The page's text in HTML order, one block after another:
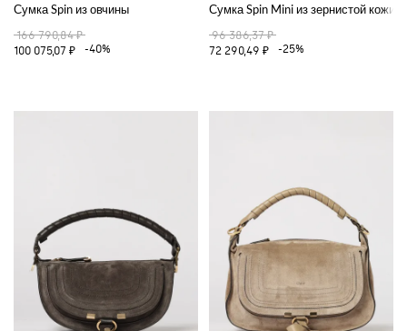
Сумка Spin из овчины
166 790,84 ₽
100 075,07 ₽
-40%
Сумка Spin Mini из зернистой кожи
96 386,37 ₽
72 290,49 ₽
-25%